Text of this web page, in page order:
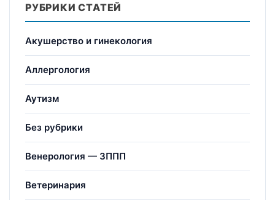
РУБРИКИ СТАТЕЙ
Акушерство и гинекология
Аллергология
Аутизм
Без рубрики
Венерология — ЗППП
Ветеринария